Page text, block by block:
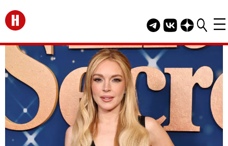
Перейти на главную
Telegram канал
Группа HELLO
Канал